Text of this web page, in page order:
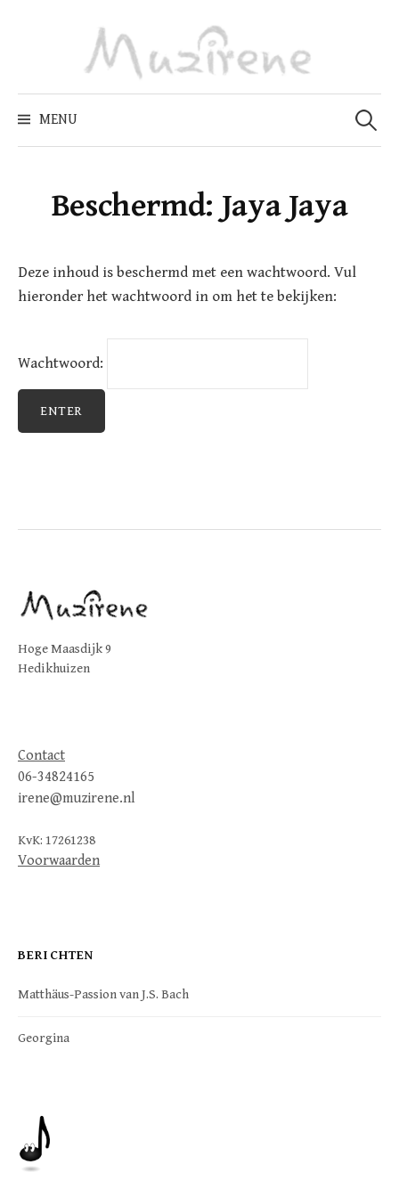
MENU
Zoeken
naar:
Beschermd: Jaya Jaya
Deze inhoud is beschermd met een wachtwoord. Vul
hieronder het wachtwoord in om het te bekijken:
Wachtwoord:
Hoge Maasdijk 9
Hedikhuizen
Contact
06-34824165
irene@muzirene.nl
KvK: 17261238
Voorwaarden
BERICHTEN
Matthäus-Passion van J.S. Bach
Georgina